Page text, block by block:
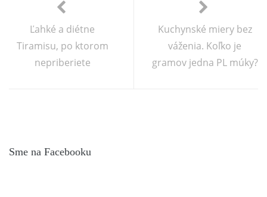
Ľahké a diétne
Tiramisu, po ktorom
nepriberiete
Kuchynské miery bez
váženia. Koľko je
gramov jedna PL múky?
Sme na Facebooku